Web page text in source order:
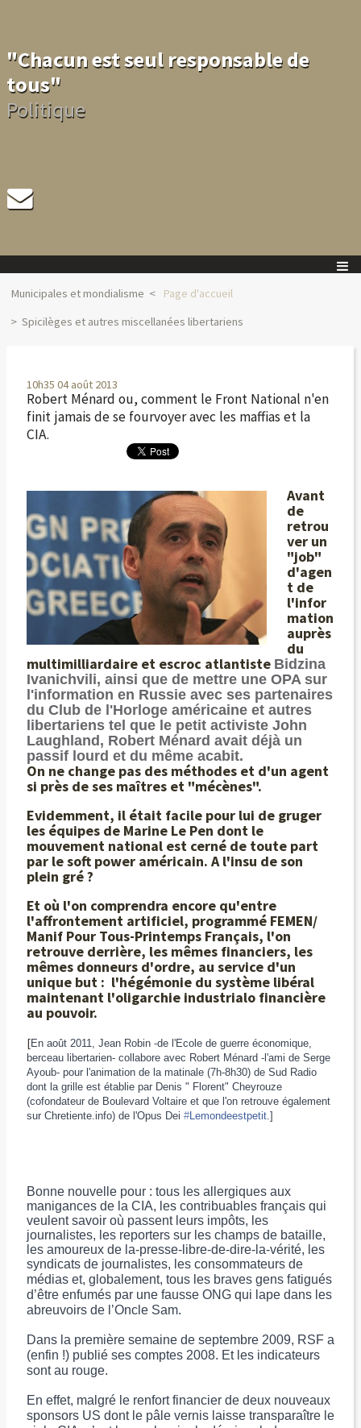
"Chacun est seul responsable de
tous"
Politique
Municipales et mondialisme
Page d'accueil
Spicilèges et autres miscellanées libertariens
10h35 04 août 2013
Robert Ménard ou, comment le Front National n'en
finit jamais de se fourvoyer avec les maffias et la
CIA.
Avant
de
retrou
ver un
"job"
d'agen
t de
l'infor
mation
auprès
du
multimilliardaire et escroc atlantiste Bidzina
Ivanichvili, ainsi que de mettre une OPA sur
l'information en Russie avec ses partenaires
du Club de l'Horloge américaine et autres
libertariens tel que le petit activiste John
Laughland, Robert Ménard avait déjà un
passif lourd et du même acabit.
On ne change pas des méthodes et d'un agent
si près de ses maîtres et "mécènes".
Evidemment, il était facile pour lui de gruger
les équipes de Marine Le Pen dont le
mouvement national est cerné de toute part
par le soft power américain. A l'insu de son
plein gré ?
Et où l'on comprendra encore qu'entre
l'affrontement artificiel, programmé FEMEN/
Manif Pour Tous-Printemps Français, l'on
retrouve derrière, les mêmes financiers, les
mêmes donneurs d'ordre, au service d'un
unique but : l'hégémonie du système libéral
maintenant l'oligarchie industrialo financière
au pouvoir.
[En août 2011, Jean Robin -de l'Ecole de guerre économique,
berceau libertarien- collabore avec Robert Ménard -l'ami de Serge
Ayoub- pour l'animation de la matinale (7h-8h30) de Sud Radio
dont la grille est établie par Denis " Florent" Cheyrouze
(cofondateur de Boulevard Voltaire et que l'on retrouve également
sur Chretiente.info) de l'Opus Dei ‪#‎Lemondeestpetit‬.]
Bonne nouvelle pour : tous les allergiques aux
manigances de la CIA, les contribuables français qui
veulent savoir où passent leurs impôts, les
journalistes, les reporters sur les champs de bataille,
les amoureux de la-presse-libre-de-dire-la-vérité, les
syndicats de journalistes, les consommateurs de
médias et, globalement, tous les braves gens fatigués
d’être enfumés par une fausse ONG qui lape dans les
abreuvoirs de l’Oncle Sam.
Dans la première semaine de septembre 2009, RSF a
(enfin !) publié ses comptes 2008. Et les indicateurs
sont au rouge.
En effet, malgré le renfort financier de deux nouveaux
sponsors US dont le pâle vernis laisse transparaître le